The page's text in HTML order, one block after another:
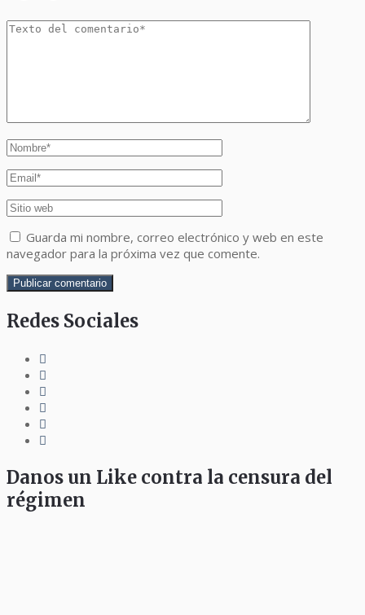
Guarda mi nombre, correo electrónico y web en este
navegador para la próxima vez que comente.
Redes Sociales
Danos un Like contra la censura del
régimen